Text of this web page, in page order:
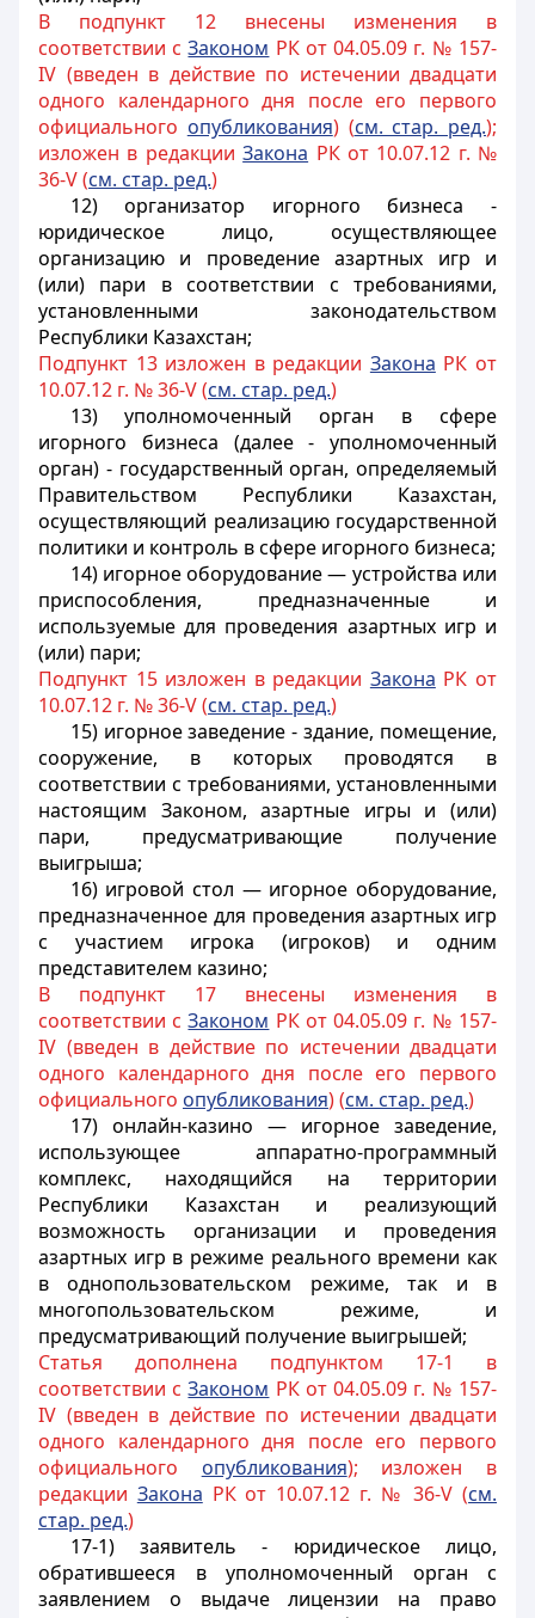
В подпункт 12 внесены изменения в
соответствии сЗаконом РК от 04.05.09 г. № 157-
IV (введен в действие по истечении двадцати
одного календарного дня после его первого
официального опубликования) (см. стар. ред.);
изложен в редакцииЗакона РК от 10.07.12 г. №
36-V (см. стар. ред.)
12) организатор игорного бизнеса -
юридическое лицо, осуществляющее
организацию и проведение азартных игр и
(или) пари в соответствии с требованиями,
установленными законодательством
Республики Казахстан;
Подпункт 13 изложен в редакции Закона РК от
10.07.12 г. № 36-V (см. стар. ред.)
13) уполномоченный орган в сфере
игорного бизнеса (далее - уполномоченный
орган) - государственный орган, определяемый
Правительством Республики Казахстан,
осуществляющий реализацию государственной
политики и контроль в сфере игорного бизнеса;
14) игорное оборудование — устройства или
приспособления, предназначенные и
используемые для проведения азартных игр и
(или) пари;
Подпункт 15 изложен в редакции Закона РК от
10.07.12 г. № 36-V (см. стар. ред.)
15) игорное заведение - здание, помещение,
сооружение, в которых проводятся в
соответствии с требованиями, установленными
настоящим Законом, азартные игры и (или)
пари, предусматривающие получение
выигрыша;
16) игровой стол — игорное оборудование,
предназначенное для проведения азартных игр
с участием игрока (игроков) и одним
представителем казино;
В подпункт 17 внесены изменения в
соответствии сЗаконом РК от 04.05.09 г. № 157-
IV (введен в действие по истечении двадцати
одного календарного дня после его первого
официального опубликования) (см. стар. ред.)
17) онлайн-казино — игорное заведение,
использующее аппаратно-программный
комплекс, находящийся на территории
Республики Казахстан и реализующий
возможность организации и проведения
азартных игр в режиме реального времени как
в однопользовательском режиме, так и в
многопользовательском режиме, и
предусматривающий получение выигрышей;
Статья дополнена подпунктом 17-1 в
соответствии сЗаконом РК от 04.05.09 г. № 157-
IV (введен в действие по истечении двадцати
одного календарного дня после его первого
официального опубликования); изложен в
редакции Закона РК от 10.07.12 г. № 36-V (см.
стар. ред.)
17-1) заявитель - юридическое лицо,
обратившееся в уполномоченный орган с
заявлением о выдаче лицензии на право